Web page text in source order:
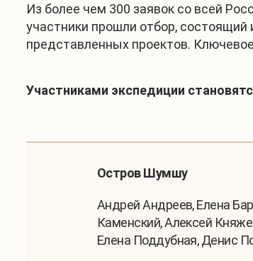
Из более чем 300 заявок со всей
участники прошли отбор, состоящий
представленных проектов.
Участниками экспедиции
Остров Шумшу
Андрей Андреев, Елена
Каменский, Алексей
Елена Поддубная, Денис